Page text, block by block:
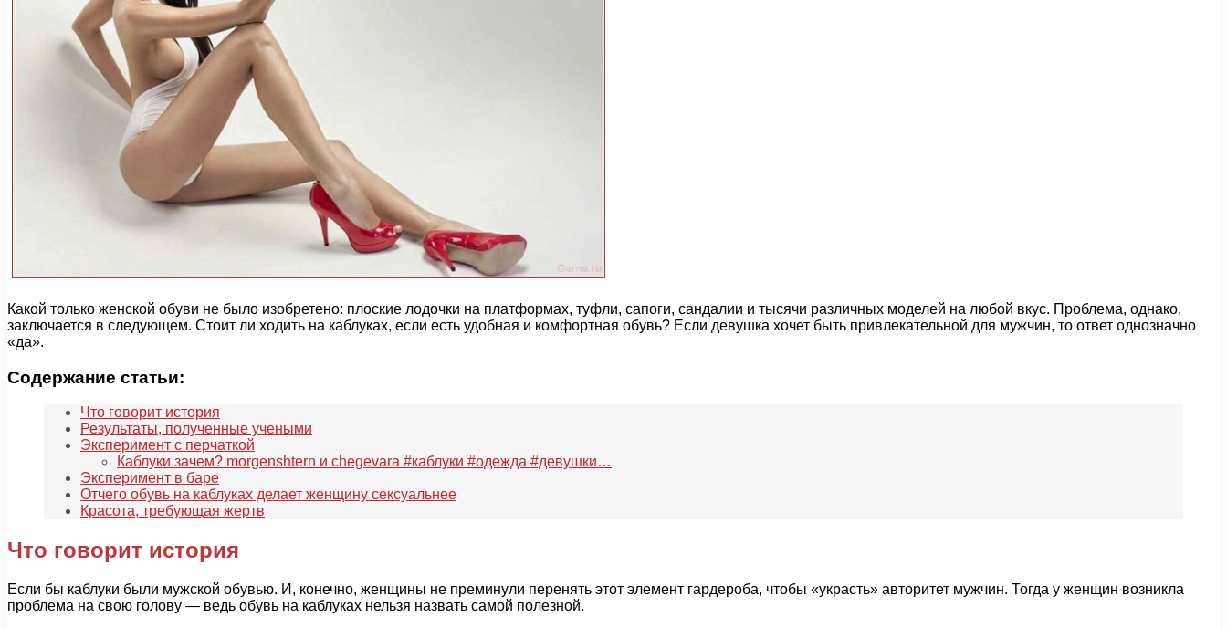
Какой только женской обуви не было изобретено: плоские лодочки на платформах, туфли, сапоги, сандалии и тысячи различных моделей на любой вкус. Проблема, однако,
заключается в следующем. Стоит ли ходить на каблуках, если есть удобная и комфортная обувь? Если девушка хочет быть привлекательной для мужчин, то ответ однозначно
«да».
Содержание статьи:
Что говорит история
Результаты, полученные учеными
Эксперимент с перчаткой
Каблуки зачем? morgenshtern и chegevara #каблуки #одежда #девушки…
Эксперимент в баре
Отчего обувь на каблуках делает женщину сексуальнее
Красота, требующая жертв
Что говорит история
Если бы каблуки были мужской обувью. И, конечно, женщины не преминули перенять этот элемент гардероба, чтобы «украсть» авторитет мужчин. Тогда у женщин возникла
проблема на свою голову — ведь обувь на каблуках нельзя назвать самой полезной.